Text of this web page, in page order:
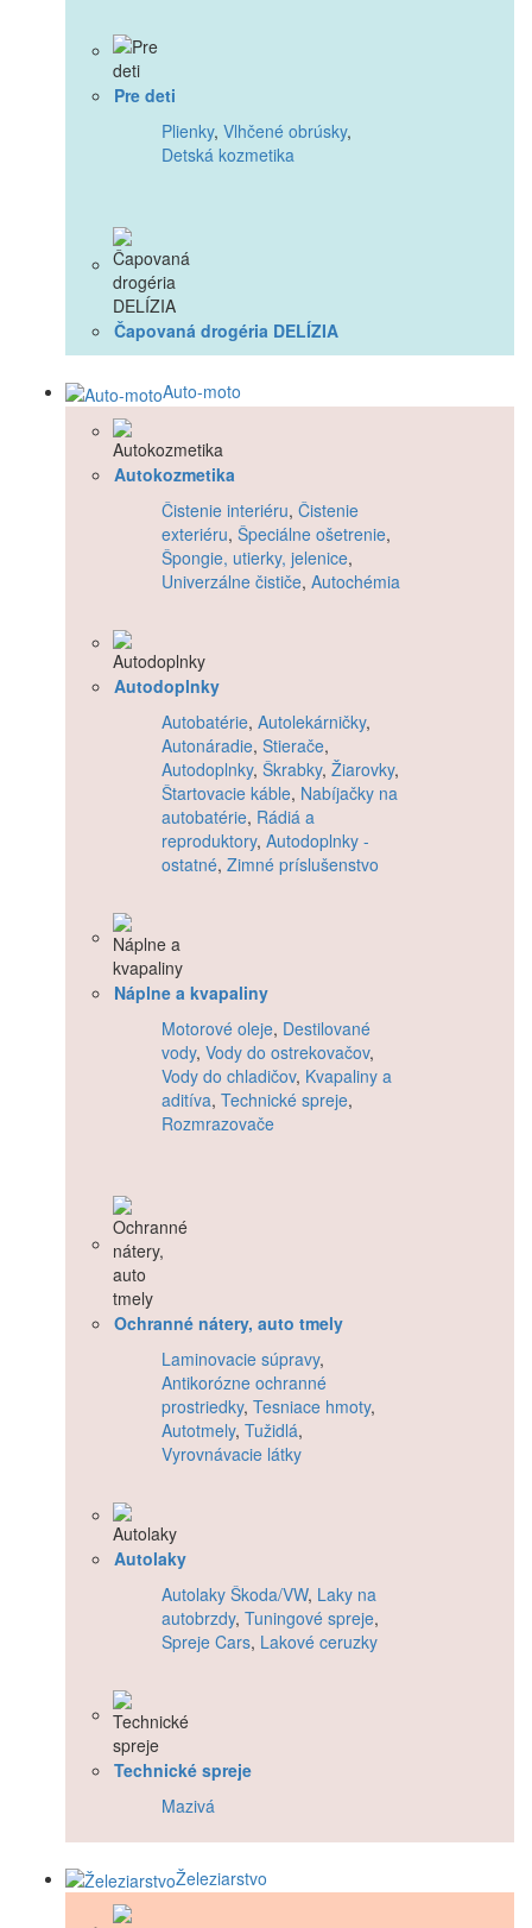
Pre deti
Plienky, Vlhčené obrúsky,
Detská kozmetika
Čapovaná drogéria DELÍZIA
Auto-moto
Autokozmetika
Čistenie interiéru, Čistenie
exteriéru, Špeciálne ošetrenie,
Špongie, utierky, jelenice,
Univerzálne čističe, Autochémia
Autodoplnky
Autobatérie, Autolekárničky,
Autonáradie, Stierače,
Autodoplnky, Škrabky, Žiarovky,
Štartovacie káble, Nabíjačky na
autobatérie, Rádiá a
reproduktory, Autodoplnky -
ostatné, Zimné príslušenstvo
Náplne a kvapaliny
Motorové oleje, Destilované
vody, Vody do ostrekovačov,
Vody do chladičov, Kvapaliny a
aditíva, Technické spreje,
Rozmrazovače
Ochranné nátery, auto tmely
Laminovacie súpravy,
Antikorózne ochranné
prostriedky, Tesniace hmoty,
Autotmely, Tužidlá,
Vyrovnávacie látky
Autolaky
Autolaky Škoda/VW, Laky na
autobrzdy, Tuningové spreje,
Spreje Cars, Lakové ceruzky
Technické spreje
Mazivá
Železiarstvo